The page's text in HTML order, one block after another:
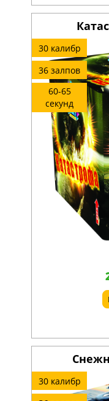
30 калибр
36 залпов
60-65
секунд
30 калибр